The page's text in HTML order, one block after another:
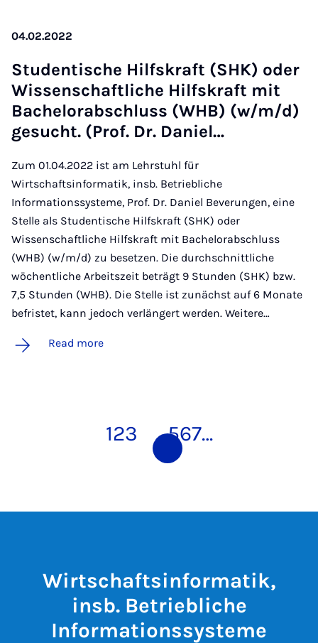
04.02.2022
Stu­dentische Hil­f­skraft (SHK) oder
Wis­senschaft­liche Hil­f­skraft mit
Bach­el­or­ab­schluss (WHB) (w/m/d)
ge­sucht. (Prof. Dr. Daniel…
Zum 01.04.2022 ist am Lehrstuhl für
Wirtschaftsinformatik, insb. Betriebliche
Informationssysteme, Prof. Dr. Daniel Beverungen, eine
Stelle als Studentische Hilfskraft (SHK) oder
Wissenschaftliche Hilfskraft mit Bachelorabschluss
(WHB) (w/m/d) zu besetzen. Die durchschnittliche
wöchentliche Arbeitszeit beträgt 9 Stunden (SHK) bzw.
7,5 Stunden (WHB). Die Stelle ist zunächst auf 6 Monate
befristet, kann jedoch verlängert werden. Weitere…
Read more
123 4 567…
Wirtschaftsinformatik,
insb. Betriebliche
Informationssysteme